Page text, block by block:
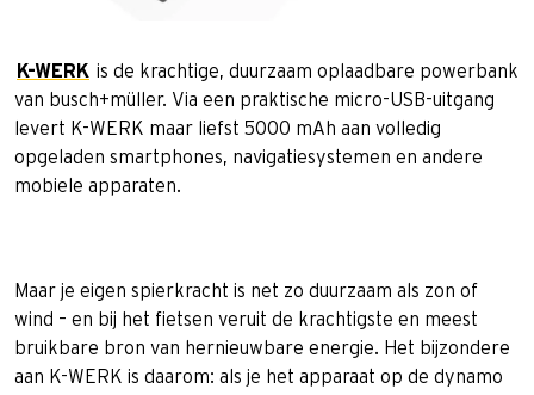
K-WERK is de krachtige, duurzaam oplaadbare powerbank
van busch+müller. Via een praktische micro-USB-uitgang
levert K-WERK maar liefst 5000 mAh aan volledig
opgeladen smartphones, navigatiesystemen en andere
mobiele apparaten.
Maar je eigen spierkracht is net zo duurzaam als zon of
wind – en bij het fietsen veruit de krachtigste en meest
bruikbare bron van hernieuwbare energie. Het bijzondere
aan K-WERK is daarom: als je het apparaat op de dynamo